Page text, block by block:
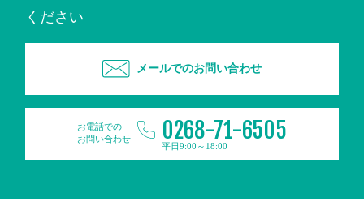
ください
メールでのお問い合わせ
お電話での
お問い合わせ
0268-71-6505
平日9:00～18:00